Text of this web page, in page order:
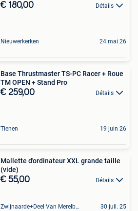
€ 180,00 Détails
Nieuwerkerken 24 mai 26
Base Thrustmaster TS-PC Racer + Roue
TM OPEN + Stand Pro
€ 259,00 Détails
Tienen 19 juin 26
Mallette d'ordinateur XXL grande taille
(vide)
€ 55,00 Détails
Zwijnaarde+Deel Van Merelbeke 30 juil. 25